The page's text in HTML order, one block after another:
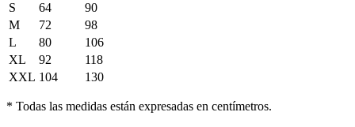
S
64
90
M
72
98
L
80
106
XL
92
118
XXL 104 130
* Todas las medidas están expresadas en centímetros.